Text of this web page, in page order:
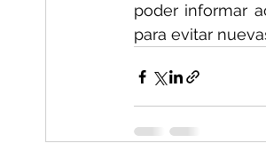
poder informar
para evitar